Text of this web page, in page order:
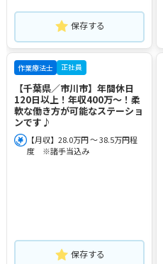
保存する
作業療法士 正社員
【千葉県／市川市】年間休日
120日以上！年収400万～！柔
軟な働き方が可能なステーショ
ンです♪
【月収】28.0万円 ～ 38.5万円程
度 ※諸手当込み
保存する